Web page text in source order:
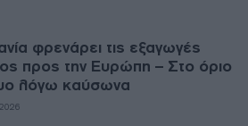
φρενάρει τις εξαγωγές
προς την Ευρώπη – Στο όριο
λόγω καύσωνα